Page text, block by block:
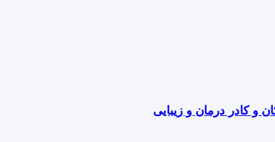
و کادر درمان و زیبایی